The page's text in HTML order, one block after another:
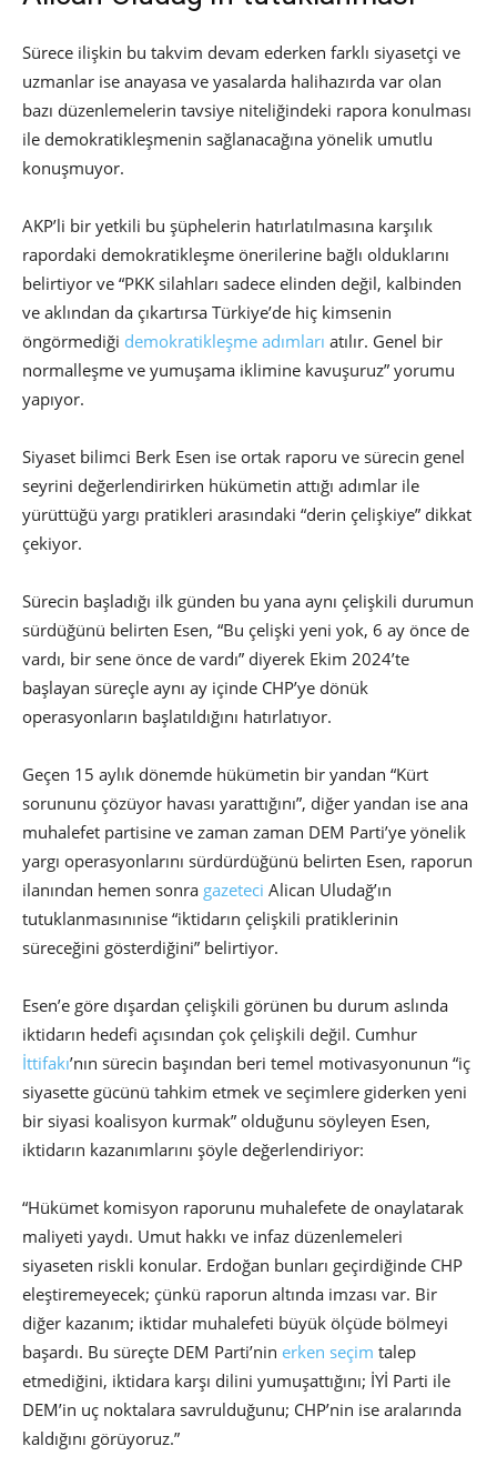
Sürece ilişkin bu takvim devam ederken farklı siyasetçi ve
uzmanlar ise anayasa ve yasalarda halihazırda var olan
bazı düzenlemelerin tavsiye niteliğindeki rapora konulması
ile demokratikleşmenin sağlanacağına yönelik umutlu
konuşmuyor.
AKP’li bir yetkili bu şüphelerin hatırlatılmasına karşılık
rapordaki demokratikleşme önerilerine bağlı olduklarını
belirtiyor ve “PKK silahları sadece elinden değil, kalbinden
ve aklından da çıkartırsa Türkiye’de hiç kimsenin
öngörmediği demokratikleşme adımları atılır. Genel bir
normalleşme ve yumuşama iklimine kavuşuruz” yorumu
yapıyor.
Siyaset bilimci Berk Esen ise ortak raporu ve sürecin genel
seyrini değerlendirirken hükümetin attığı adımlar ile
yürüttüğü yargı pratikleri arasındaki “derin çelişkiye” dikkat
çekiyor.
Sürecin başladığı ilk günden bu yana aynı çelişkili durumun
sürdüğünü belirten Esen, “Bu çelişki yeni yok, 6 ay önce de
vardı, bir sene önce de vardı” diyerek Ekim 2024’te
başlayan süreçle aynı ay içinde CHP’ye dönük
operasyonların başlatıldığını hatırlatıyor.
Geçen 15 aylık dönemde hükümetin bir yandan “Kürt
sorununu çözüyor havası yarattığını”, diğer yandan ise ana
muhalefet partisine ve zaman zaman DEM Parti’ye yönelik
yargı operasyonlarını sürdürdüğünü belirten Esen, raporun
ilanından hemen sonra gazeteci Alican Uludağ’ın
tutuklanmasınınise “iktidarın çelişkili pratiklerinin
süreceğini gösterdiğini” belirtiyor.
Esen’e göre dışardan çelişkili görünen bu durum aslında
iktidarın hedefi açısından çok çelişkili değil. Cumhur
İttifakı’nın sürecin başından beri temel motivasyonunun “iç
siyasette gücünü tahkim etmek ve seçimlere giderken yeni
bir siyasi koalisyon kurmak” olduğunu söyleyen Esen,
iktidarın kazanımlarını şöyle değerlendiriyor:
“Hükümet komisyon raporunu muhalefete de onaylatarak
maliyeti yaydı. Umut hakkı ve infaz düzenlemeleri
siyaseten riskli konular. Erdoğan bunları geçirdiğinde CHP
eleştiremeyecek; çünkü raporun altında imzası var. Bir
diğer kazanım; iktidar muhalefeti büyük ölçüde bölmeyi
başardı. Bu süreçte DEM Parti’nin erken seçim talep
etmediğini, iktidara karşı dilini yumuşattığını; İYİ Parti ile
DEM’in uç noktalara savrulduğunu; CHP’nin ise aralarında
kaldığını görüyoruz.”